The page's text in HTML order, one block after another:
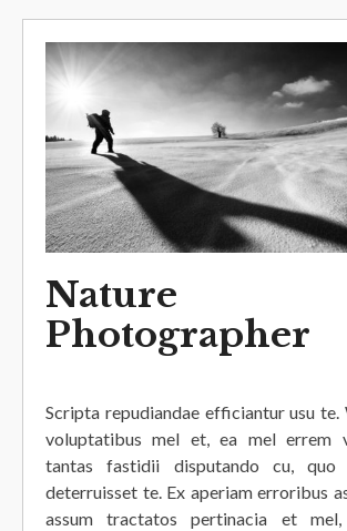
Nature
Photographer
Scripta repudiandae efficiantur usu
voluptatibus mel et, ea mel errem
tantas fastidii disputando cu, quo
deterruisset te. Ex aperiam erroribus
assum tractatos pertinacia et mel,